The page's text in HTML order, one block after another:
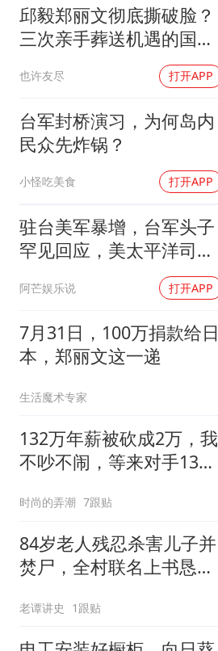
邱毅郑丽文彻底撕破脸？
三次亲手葬送机遇的国民
也许友尽 打开APP
台军封桥演习，为何岛内
民众先炸锅？
小怪吃美食 打开APP
驻台美军暴增，台军头子
罕见回应，美太平洋司令
阿芒娱乐说 打开APP
7月31日，100万捐款给日
本，郑丽文这一递
生活魔术专家
132万年薪被砍成2万，我
不吵不闹，等来对手13倍
时尚的弄潮 7跟贴
84岁老人残忍杀害儿子并
焚尸，全村联名上书恳求
落泪
老谭讲史 1跟贴